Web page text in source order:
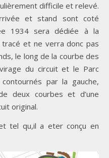
difficile et relevé.
et stand sont coté
1934 sera dédiée à la
et ne verra donc pas
le long de la courbe des
du circuit et le Parc
par la gauche,
deux courbes et d’une
original.
tel qu,il a eter conçu en